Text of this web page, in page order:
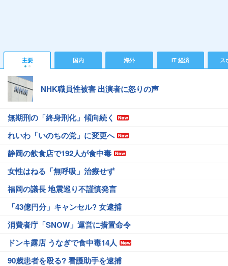
主要 国内 海外 IT 経済 ス
NHK職員性被害 出演者に怒りの声
無期刑の「終身刑化」傾向続く
れいわ「いのちの党」に変更へ
静岡の飲食店で192人が食中毒
女性はねる「無呼吸」治療せず
福岡の議長 地震巡り不謹慎発言
「43億円分」キャンセル? 女逮捕
消費者庁「SNOW」運営に措置命令
ドンキ露店 うなぎで食中毒14人
90歳患者を殴る? 看護助手を逮捕